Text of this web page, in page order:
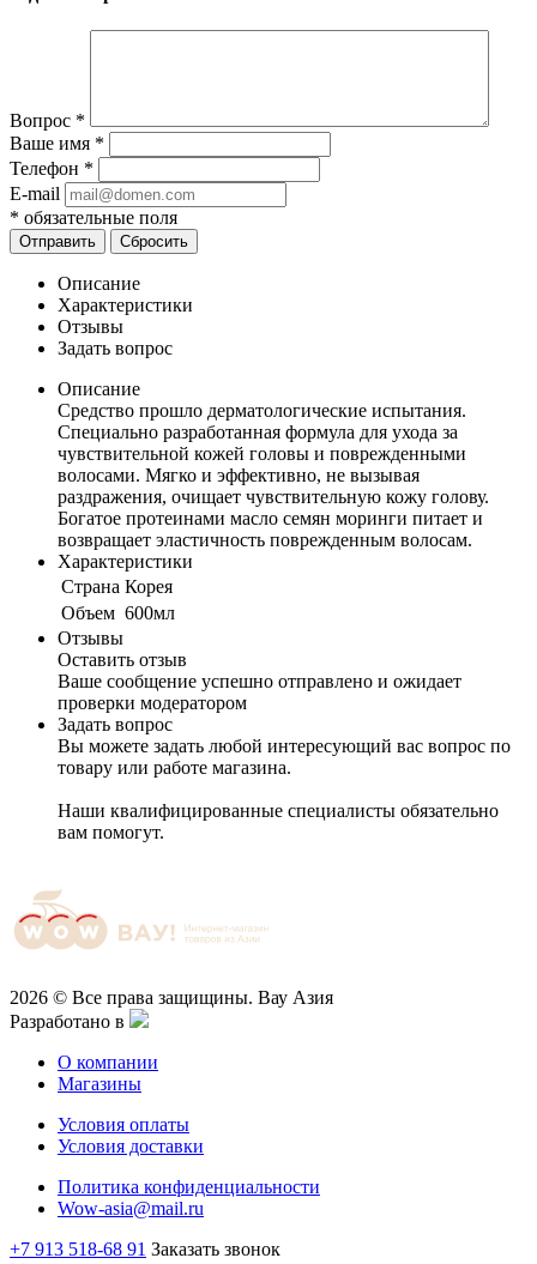
Вопрос *
Ваше имя *
Телефон *
E-mail
* обязательные поля
Отправить Сбросить
Описание
Характеристики
Отзывы
Задать вопрос
Описание
Средство прошло дерматологические испытания.
Специально разработанная формула для ухода за
чувствительной кожей головы и поврежденными
волосами. Мягко и эффективно, не вызывая
раздражения, очищает чувствительную кожу голову.
Богатое протеинами масло семян моринги питает и
возвращает эластичность поврежденным волосам.
Характеристики
Cтрана Корея
Объем 600мл
Отзывы
Оставить отзыв
Ваше сообщение успешно отправлено и ожидает
проверки модератором
Задать вопрос
Вы можете задать любой интересующий вас вопрос по
товару или работе магазина.
Наши квалифицированные специалисты обязательно
вам помогут.
2026 © Все права защищины. Вау Азия
Разработано в
О компании
Магазины
Условия оплаты
Условия доставки
Политика конфиденциальности
Wow-asia@mail.ru
+7 913 518-68 91 Заказать звонок